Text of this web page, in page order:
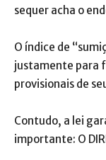
sequer acha o
O índice de
justamente para
provisionais de
Contudo, a lei
importante: O